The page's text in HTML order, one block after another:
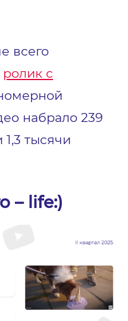
всего
ролик с
набрало 239
тысячи
– life:)